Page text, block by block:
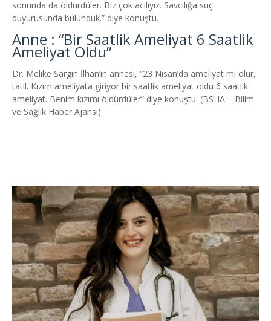
sonunda da öldürdüler. Biz çok acılıyız. Savcılığa suç
duyurusunda bulunduk.” diye konuştu.
Anne : “Bir Saatlik Ameliyat 6 Saatlik
Ameliyat Oldu”
Dr. Melike Sargın İlhan’ın annesi, “23 Nisan’da ameliyat mı olur,
tatil. Kızım ameliyata giriyor bir saatlik ameliyat oldu 6 saatlik
ameliyat. Benim kızımı öldürdüler” diye konuştu. (BSHA – Bilim
ve Sağlık Haber Ajansı)